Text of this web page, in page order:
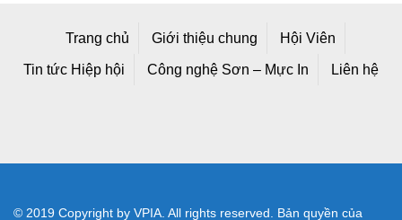
Trang chủ Giới thiệu chung Hội Viên
Tin tức Hiệp hội Công nghệ Sơn – Mực In Liên hệ
© 2019 Copyright by VPIA. All rights reserved. Bản quyền của